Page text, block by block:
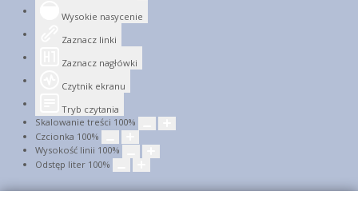
Wysokie nasycenie
Zaznacz linki
Zaznacz nagłówki
Czytnik ekranu
Tryb czytania
Skalowanie treści 100%
Czcionka 100%
Wysokość linii 100%
Odstęp liter 100%